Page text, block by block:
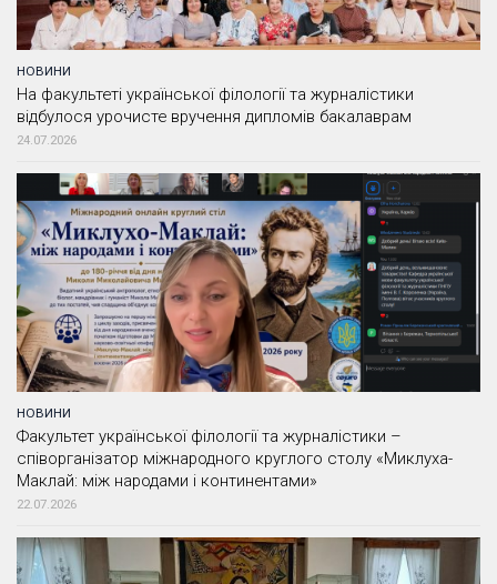
НОВИНИ
На факультеті української філології та журналістики
відбулося урочисте вручення дипломів бакалаврам
24.07.2026
НОВИНИ
Факультет української філології та журналістики –
співорганізатор міжнародного круглого столу «Миклуха-
Маклай: між народами і континентами»
22.07.2026